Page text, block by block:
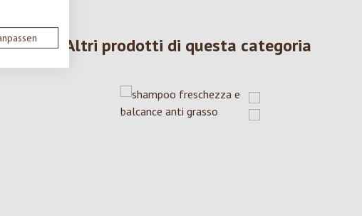
Altri prodotti di questa categoria